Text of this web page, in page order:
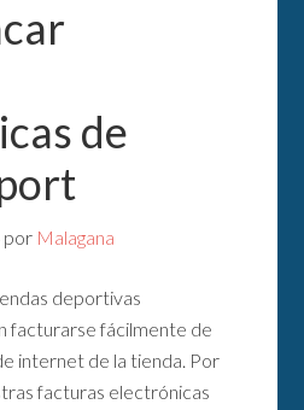
de
por Malagana
deportivas
facturarse fácilmente de
internet de la tienda. Por
facturas electrónicas